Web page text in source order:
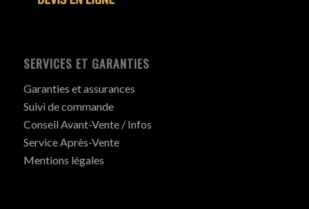
SERVICES ET GARANTIES
Garanties et assurances
Suivi de commande
Conseil Avant-Vente / Infos
Service Après-Vente
Mentions légales